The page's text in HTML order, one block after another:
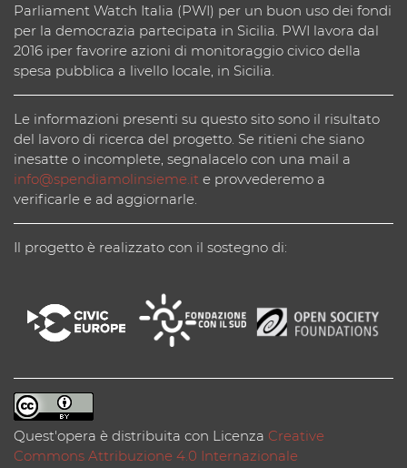
Parliament Watch Italia (PWI) per un buon uso dei fondi
per la democrazia partecipata in Sicilia. PWI lavora dal
2016 iper favorire azioni di monitoraggio civico della
spesa pubblica a livello locale, in Sicilia.
Le informazioni presenti su questo sito sono il risultato
del lavoro di ricerca del progetto. Se ritieni che siano
inesatte o incomplete, segnalacelo con una mail a
info@spendiamolinsieme.it e provvederemo a
verificarle e ad aggiornarle.
Il progetto è realizzato con il sostegno di:
Quest'opera è distribuita con Licenza Creative
Commons Attribuzione 4.0 Internazionale